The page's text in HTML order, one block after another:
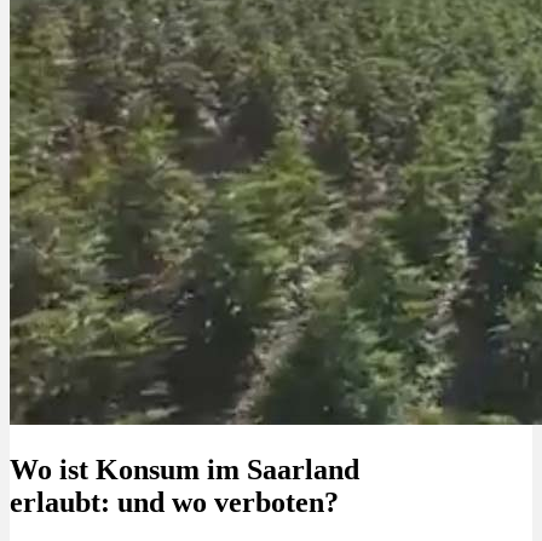
Wo ist Konsum im Saarland
erlaubt: und wo verboten?